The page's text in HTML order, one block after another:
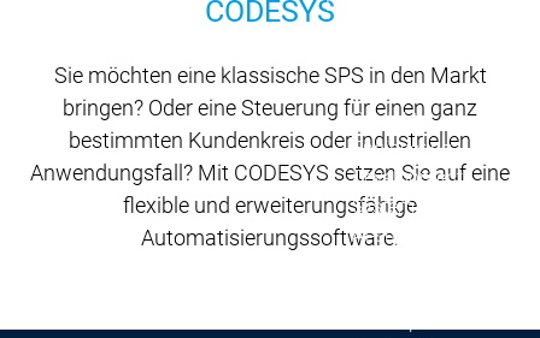
Hauptmenü
Produkte
Produkte
Engineering
Development
System
AI-supported
CODESYS
Sie möchten eine klassische SPS in den Markt
bringen? Oder eine Steuerung für einen ganz
bestimmten Kundenkreis oder industriellen
Anwendungsfall? Mit CODESYS setzen Sie auf eine
flexible und erweiterungsfähige
Automatisierungssoftware.